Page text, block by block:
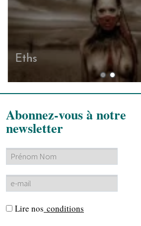
Eths
Abonnez-vous à notre
newsletter
Lire nos conditions